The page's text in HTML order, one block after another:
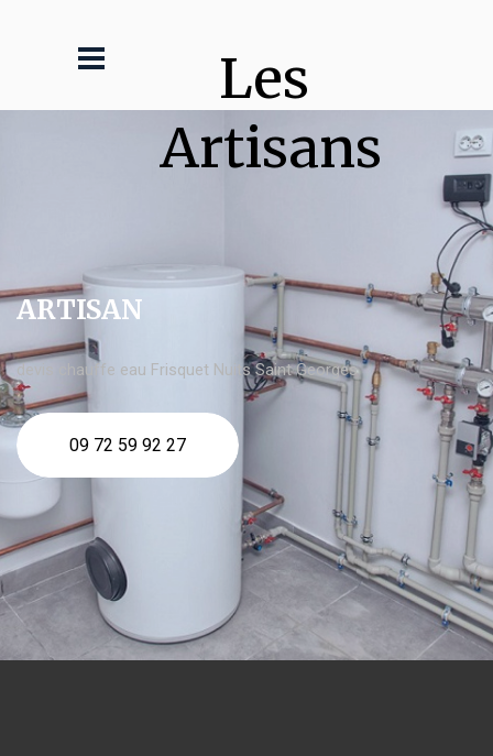
Les
Artisans
ARTISAN
devis chauffe eau Frisquet Nuits Saint Georges
09 72 59 92 27